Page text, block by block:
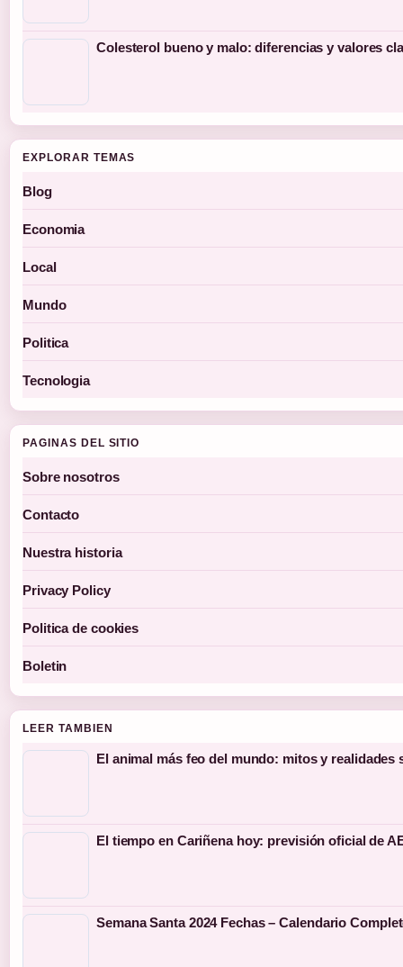
Colesterol bueno y malo: diferencias y valores
EXPLORAR TEMAS
Blog
Economia
Local
Mundo
Politica
Tecnologia
PAGINAS DEL SITIO
Sobre nosotros
Contacto
Nuestra historia
Privacy Policy
Politica de cookies
Boletin
LEER TAMBIEN
El animal más feo del mundo: mitos y realidades
El tiempo en Cariñena hoy: previsión oficial de
Semana Santa 2024 Fechas – Calendario